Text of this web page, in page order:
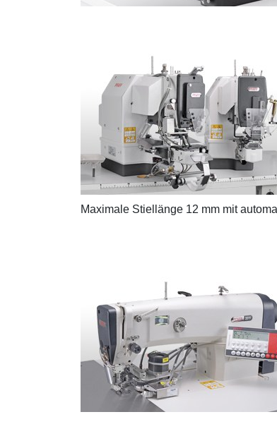
Maximale Stiellänge 12 mm mit